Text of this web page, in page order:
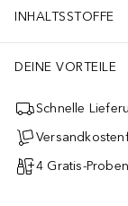
INHALTSSTOFFE
DEINE VORTEILE
Schnelle
4 Gratis-